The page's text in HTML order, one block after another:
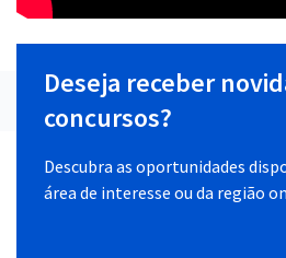
Deseja receber
concursos?
Descubra as oportunidades
área de interesse ou da região